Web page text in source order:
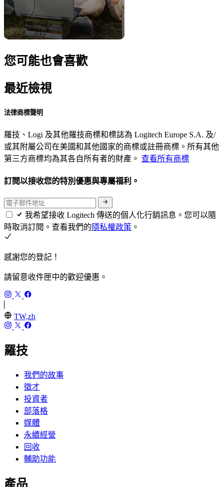
您可能也會喜歡
最近檢視
法律商標聲明
羅技、Logi 及其他羅技商標和標誌為 Logitech Europe S.A. 及/
或其附屬公司在美國和其他國家的商標或註冊商標。所有其他
第三方商標均為其各自所有者的財產。 查看所有商標
訂閱以接收您的特別優惠與專屬福利。
我希望接收 Logitech 傳送的個人化行銷訊息。您可以隨
時取消訂閱。查看我們的隱私權政策 。
感謝您的登記！
請留意收件匣中的歡迎優惠。
TW,zh
羅技
我們的故事
徵才
投資者
部落格
媒體
永續經營
回收
輔助功能
產品